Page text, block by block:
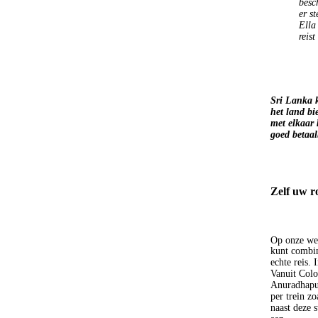
er
Ella
reist
Sri Lanka
het land
met elkaar
goed
Zelf uw
Op onze
kunt
echte reis.
Vanuit
per trein
naast deze